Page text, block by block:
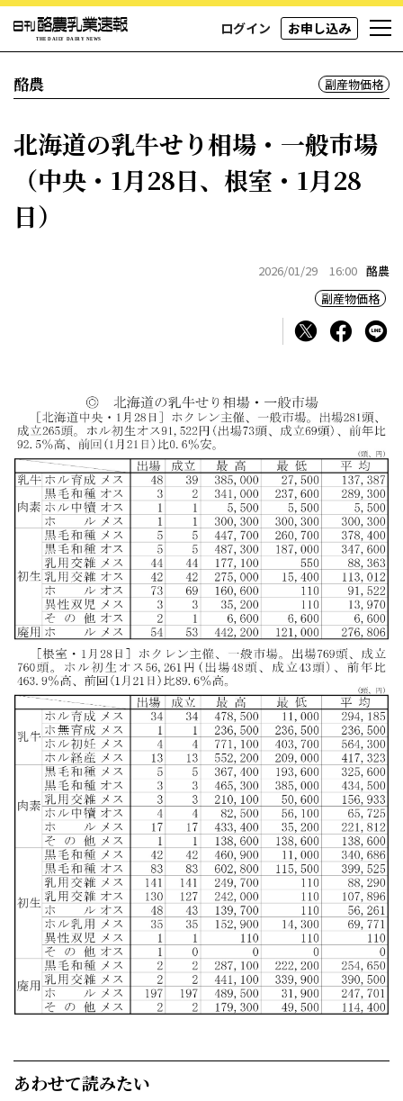
ログイン お申し込み
酪農 副産物価格
北海道の乳牛せり相場・一般市場
（中央・1月28日、根室・1月28
日）
2026/01/29 16:00 酪農
副産物価格
あわせて読みたい